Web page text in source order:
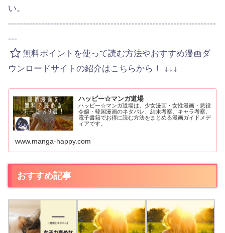
い。
---------------------------------------------------------------------
---
無料ポイントを使って読む方法やおすすめ漫画ダ
ウンロードサイトの紹介はこちらから！ ↓↓↓
ハッピー☆マンガ道場
ハッピー☆マンガ道場は、少女漫画・女性漫画・悪役
令嬢・韓国漫画のネタバレ、結末考察、キャラ考察、
電子書籍でお得に読む方法をまとめる漫画ガイドメデ
ィアです。
www.manga-happy.com
おすすめ記事